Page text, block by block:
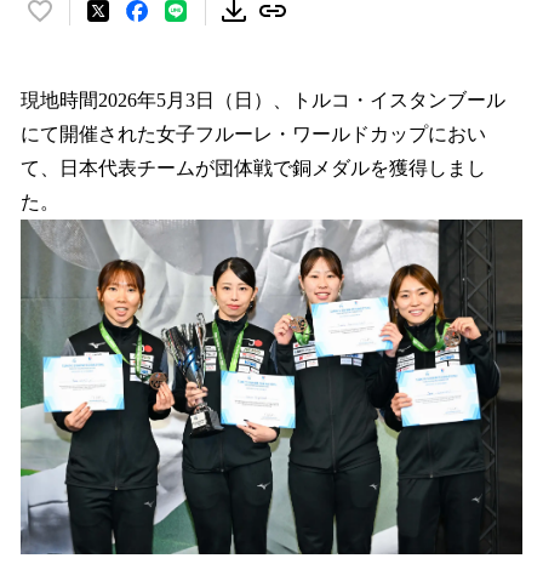
い
！
数
を
読
込
み
で
現地時間2026年5月3日（日）、トルコ・イスタンブール
にて開催された女子フルーレ・ワールドカップにおい
て、日本代表チームが団体戦で銅メダルを獲得しまし
た。